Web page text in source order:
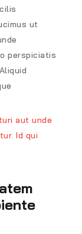
ut
perspiciatis
aut unde
Id qui